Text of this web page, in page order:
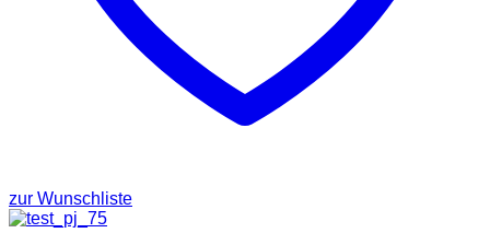
zur Wunschliste